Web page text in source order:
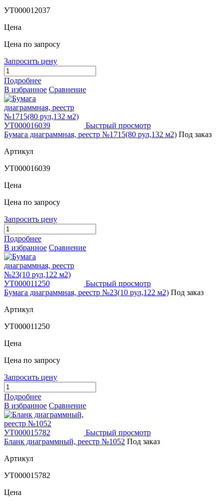
УТ000012037
Цена
Цена по запросу
Запросить цену
Подробнее
В избранное Сравнение
Быстрый просмотр
Бумага диаграммная, реестр №1715(80 рул,132 м2) Под заказ
Артикул
УТ000016039
Цена
Цена по запросу
Запросить цену
Подробнее
В избранное Сравнение
Быстрый просмотр
Бумага диаграммная, реестр №23(10 рул,122 м2) Под заказ
Артикул
УТ000011250
Цена
Цена по запросу
Запросить цену
Подробнее
В избранное Сравнение
Быстрый просмотр
Бланк диаграммный, реестр №1052 Под заказ
Артикул
УТ000015782
Цена